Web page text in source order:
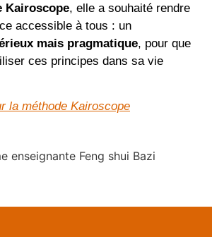
Kairoscope, elle a souhaité rendre
accessible à tous : un
mais pragmatique, pour que
ces principes dans sa vie
la méthode Kairoscope